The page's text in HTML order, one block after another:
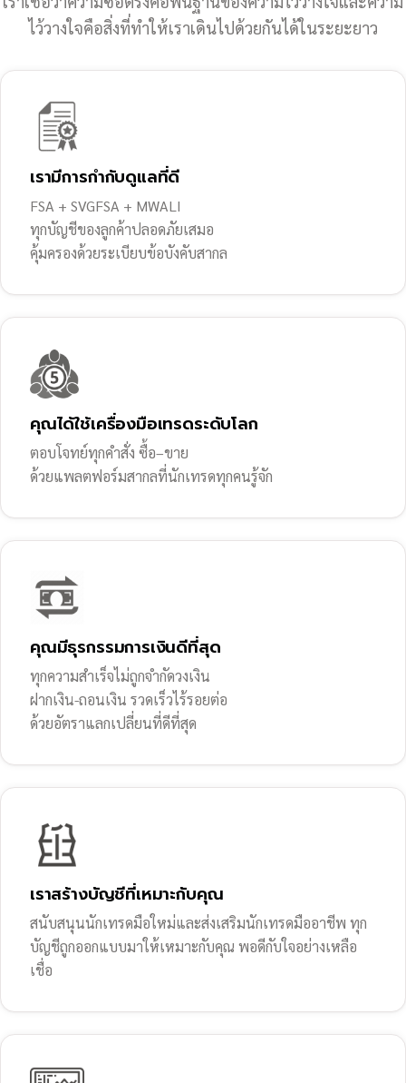
ไว้วางใจคือสิ่งที่ทำให้เราเดินไปด้วยกันได้ในระยะยาว
เรามีการกำกับดูแลที่ดี
FSA + SVGFSA + MWALI
ทุกบัญชีของลูกค้าปลอดภัยเสมอ
คุ้มครองด้วยระเบียบข้อบังคับสากล
คุณได้ใช้เครื่องมือเทรดระดับโลก
ตอบโจทย์ทุกคำสั่ง ซื้อ–ขาย
ด้วยแพลตฟอร์มสากลที่นักเทรดทุกคนรู้จัก
คุณมีธุรกรรมการเงินดีที่สุด
ทุกความสำเร็จไม่ถูกจำกัดวงเงิน
ฝากเงิน-ถอนเงิน รวดเร็วไร้รอยต่อ
ด้วยอัตราแลกเปลี่ยนที่ดีที่สุด
เราสร้างบัญชีที่เหมาะกับคุณ
สนับสนุนนักเทรดมือใหม่และส่งเสริมนักเทรดมืออาชีพ ทุก
บัญชีถูกออกแบบมาให้เหมาะกับคุณ พอดีกับใจอย่างเหลือ
เชื่อ